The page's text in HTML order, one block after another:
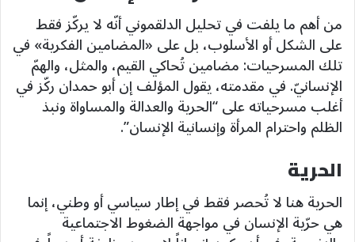
من أهم ما يلفت في تحليل الدلقموني أنّه لا يركّز فقط
على الشكل أو الأسلوب، بل على «المضامين الفكرية» في
تلك المسرحيات: مضامين تُحاكي القيم، والمثل، والهمّ
الإنسانيّ. في مقدمته، يقول المؤلف إن أبو حمدان ركّز في
أغلب مسرحياته على “الحرية والعدالة والمساواة ونبذ
الظلم واحترام المرأة وإنسانية الإنسان”.
الحرية
الحرية هنا لا تُحصر فقط في إطار سياسي أو وطني، إنما
هي حرّية الإنسان في مواجهة الضغوط الاجتماعية